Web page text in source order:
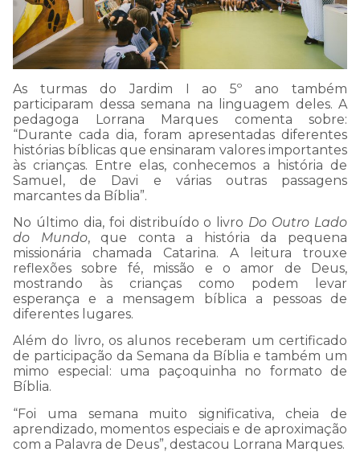
As turmas do Jardim I ao 5º ano também
participaram dessa semana na linguagem deles. A
pedagoga Lorrana Marques comenta sobre:
“Durante cada dia, foram apresentadas diferentes
histórias bíblicas que ensinaram valores importantes
às crianças. Entre elas, conhecemos a história de
Samuel, de Davi e várias outras passagens
marcantes da Bíblia”.
No último dia, foi distribuído o livro Do Outro Lado
do Mundo, que conta a história da pequena
missionária chamada Catarina. A leitura trouxe
reflexões sobre fé, missão e o amor de Deus,
mostrando às crianças como podem levar
esperança e a mensagem bíblica a pessoas de
diferentes lugares.
Além do livro, os alunos receberam um certificado
de participação da Semana da Bíblia e também um
mimo especial: uma paçoquinha no formato de
Bíblia.
“Foi uma semana muito significativa, cheia de
aprendizado, momentos especiais e de aproximação
com a Palavra de Deus”, destacou Lorrana Marques.
COMUNICADO
IMPORTANTE:
Estamos passando por
uma instabilidade em
nosso WhatsApp, e talvez
nossa resposta a sua
mensagem demore mais
que o normal.
Por isso, pedimos sua
compreensão e
informamos que estamos